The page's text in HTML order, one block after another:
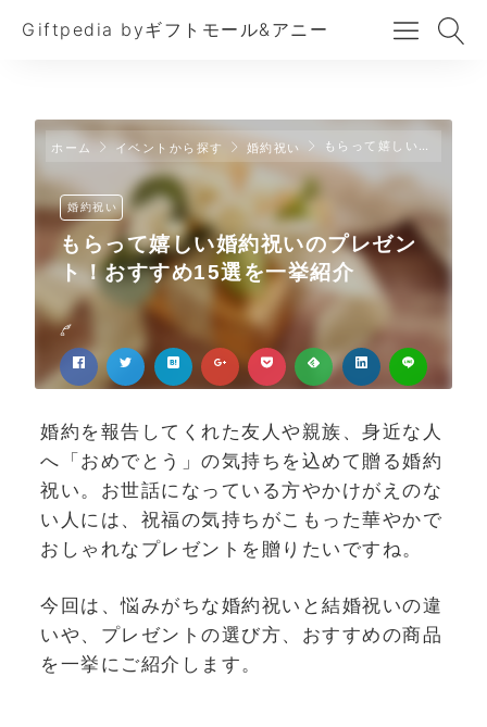
Giftpedia byギフトモール&アニー
ホーム イベントから探す 婚約祝い もらって嬉しい婚約祝いのプレゼント！おすすめ15選を一挙紹介
婚約祝い
もらって嬉しい婚約祝いのプレゼン
ト！おすすめ15選を一挙紹介
婚約を報告してくれた友人や親族、身近な人
へ「おめでとう」の気持ちを込めて贈る婚約
祝い。お世話になっている方やかけがえのな
い人には、祝福の気持ちがこもった華やかで
おしゃれなプレゼントを贈りたいですね。
今回は、悩みがちな婚約祝いと結婚祝いの違
いや、プレゼントの選び方、おすすめの商品
を一挙にご紹介します。